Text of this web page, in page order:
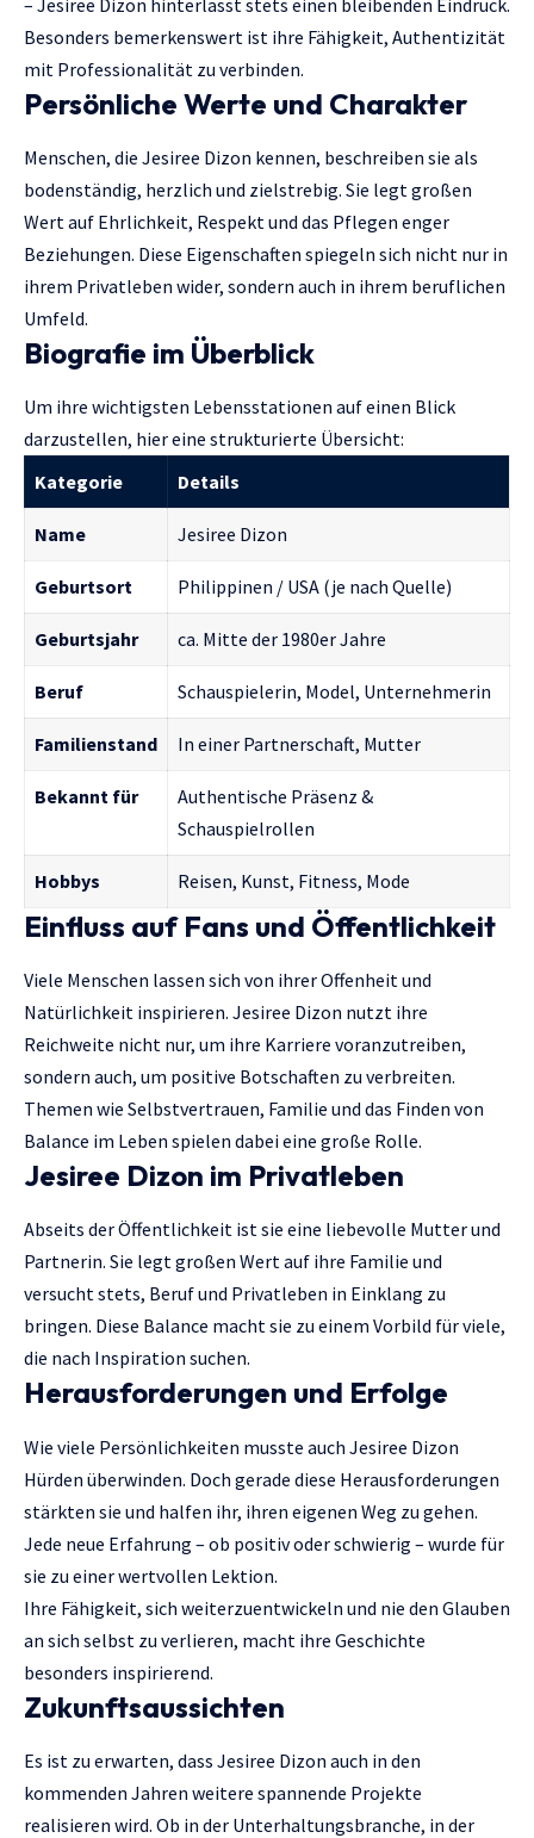
Besonders bemerkenswert ist ihre Fähigkeit, Authentizität
mit Professionalität zu verbinden.
Persönliche Werte und Charakter
Menschen, die Jesiree Dizon kennen, beschreiben sie als
bodenständig, herzlich und zielstrebig. Sie legt großen
Wert auf Ehrlichkeit, Respekt und das Pflegen enger
Beziehungen. Diese Eigenschaften spiegeln sich nicht nur in
ihrem Privatleben wider, sondern auch in ihrem beruflichen
Umfeld.
Biografie im Überblick
Um ihre wichtigsten Lebensstationen auf einen Blick
darzustellen, hier eine strukturierte Übersicht:
Kategorie
Details
Name Jesiree Dizon
Geburtsort Philippinen / USA (je nach Quelle)
Geburtsjahr ca. Mitte der 1980er Jahre
Beruf Schauspielerin, Model, Unternehmerin
Familienstand In einer Partnerschaft, Mutter
Bekannt für
Authentische Präsenz &
Schauspielrollen
Hobbys Reisen, Kunst, Fitness, Mode
Einfluss auf Fans und Öffentlichkeit
Viele Menschen lassen sich von ihrer Offenheit und
Natürlichkeit inspirieren. Jesiree Dizon nutzt ihre
Reichweite nicht nur, um ihre Karriere voranzutreiben,
sondern auch, um positive Botschaften zu verbreiten.
Themen wie Selbstvertrauen, Familie und das Finden von
Balance im Leben spielen dabei eine große Rolle.
Jesiree Dizon im Privatleben
Abseits der Öffentlichkeit ist sie eine liebevolle Mutter und
Partnerin. Sie legt großen Wert auf ihre Familie und
versucht stets, Beruf und Privatleben in Einklang zu
bringen. Diese Balance macht sie zu einem Vorbild für viele,
die nach Inspiration suchen.
Herausforderungen und Erfolge
Wie viele Persönlichkeiten musste auch Jesiree Dizon
Hürden überwinden. Doch gerade diese Herausforderungen
stärkten sie und halfen ihr, ihren eigenen Weg zu gehen.
Jede neue Erfahrung – ob positiv oder schwierig – wurde für
sie zu einer wertvollen Lektion.
Ihre Fähigkeit, sich weiterzuentwickeln und nie den Glauben
an sich selbst zu verlieren, macht ihre Geschichte
besonders inspirierend.
Zukunftsaussichten
Es ist zu erwarten, dass Jesiree Dizon auch in den
kommenden Jahren weitere spannende Projekte
realisieren wird. Ob in der Unterhaltungsbranche, in der